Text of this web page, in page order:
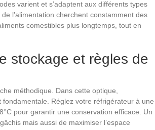
varient et s’adaptent aux différents types
l’alimentation cherchent constamment des
comestibles plus longtemps, tout en
stockage et règles de
méthodique. Dans cette optique,
Réglez votre réfrigérateur à une
pour garantir une conservation efficace. Un
mais aussi de maximiser l’espace